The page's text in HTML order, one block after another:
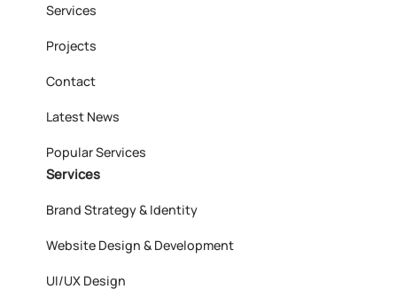
Services
Projects
Contact
Latest News
Popular Services
Services
Brand Strategy & Identity
Website Design & Development
UI/UX Design